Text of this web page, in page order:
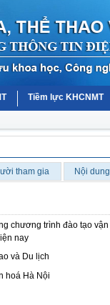
Tiềm lực KHCNMT
tham gia Nội
chương trình đào tạo
nay
và Du lịch
hoá Hà Nội